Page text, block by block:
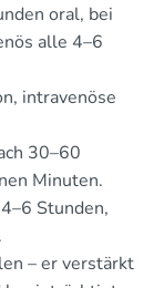
oral, bei
alle 4–6
intravenöse
30–60
Minuten.
Stunden,
– er verstärkt